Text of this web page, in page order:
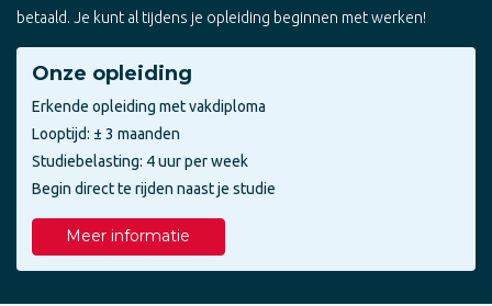
betaald. Je kunt al tijdens je opleiding beginnen met werken!
Onze opleiding
Erkende opleiding met vakdiploma
Looptijd: ± 3 maanden
Studiebelasting: 4 uur per week
Begin direct te rijden naast je studie
Meer informatie